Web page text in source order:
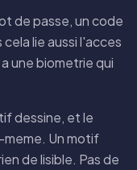
de passe, un code
lie aussi l'acces
une biometrie qui
dessine, et le
Un motif
de lisible. Pas de